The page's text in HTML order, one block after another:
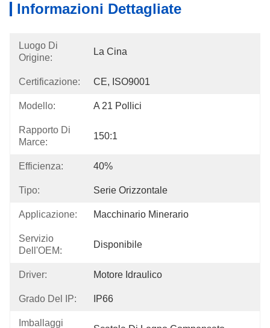
Informazioni Dettagliate
Luogo Di
Origine:
La Cina
Certificazione: CE, ISO9001
Modello: A 21 Pollici
Rapporto Di
Marce:
150:1
Efficienza: 40%
Tipo: Serie Orizzontale
Applicazione: Macchinario Minerario
Servizio
Dell'OEM:
Disponibile
Driver: Motore Idraulico
Grado Del IP: IP66
Imballaggi